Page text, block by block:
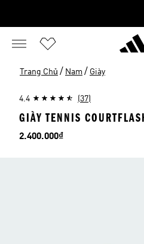
Trang Chủ / Nam / Giày
4.4 (37)
GIÀY TENNIS
Giá
2.400.000₫